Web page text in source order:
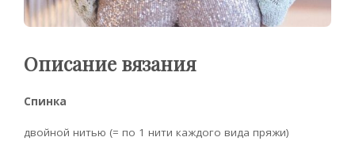
Описание вязания
Спинка
двойной нитью (= по 1 нити каждого вида пряжи)